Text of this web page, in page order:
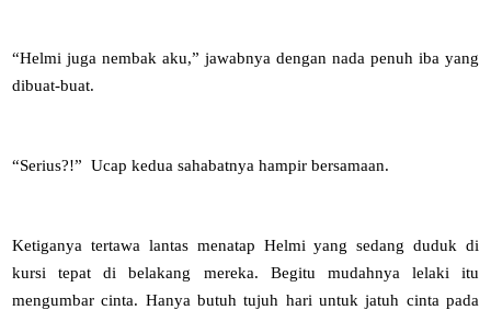
“Helmi juga nembak aku,” jawabnya dengan nada penuh iba yang
dibuat-buat.
“Serius?!” Ucap kedua sahabatnya hampir bersamaan.
Ketiganya tertawa lantas menatap Helmi yang sedang duduk di
kursi tepat di belakang mereka. Begitu mudahnya lelaki itu
mengumbar cinta. Hanya butuh tujuh hari untuk jatuh cinta pada